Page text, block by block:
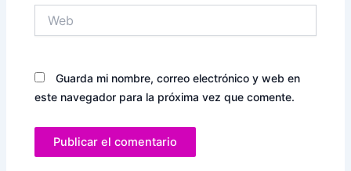
Guarda mi nombre, correo electrónico y web en
este navegador para la próxima vez que comente.